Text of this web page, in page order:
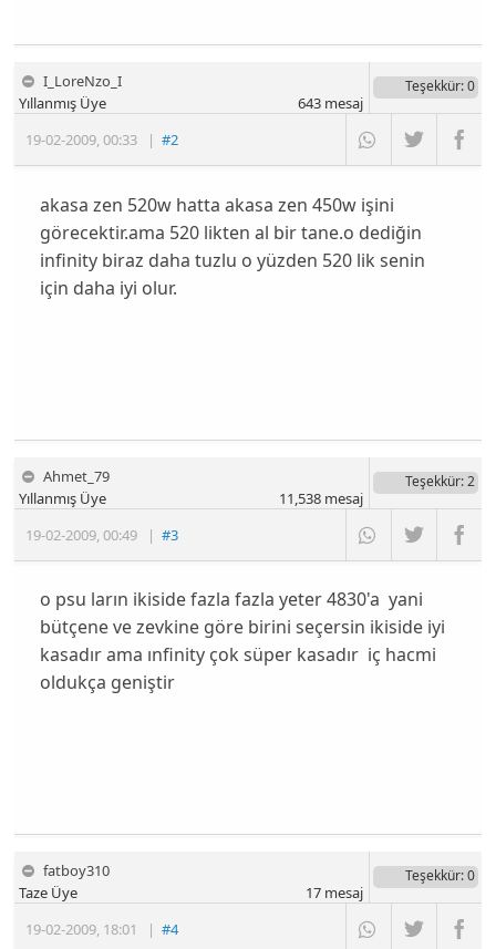
I_LoreNzo_I
19-02-2009,00:33 |#2
Yıllanmış Üye
Teşekkür: 0
643mesaj
akasa zen 520w hatta akasa zen 450w işini
görecektir.ama 520 likten al bir tane.o dediğin
infinity biraz daha tuzlu o yüzden 520 lik senin
için daha iyi olur.
Ahmet_79
19-02-2009,00:49 |#3
Yıllanmış Üye
Teşekkür: 2
11,538mesaj
o psu ların ikiside fazla fazla yeter 4830'a yani
bütçene ve zevkine göre birini seçersin ikiside iyi
kasadır ama ınfinity çok süper kasadır iç hacmi
oldukça geniştir
fatboy310
19-02-2009, 18:01 |#4
Taze Üye
Teşekkür: 0
17mesaj